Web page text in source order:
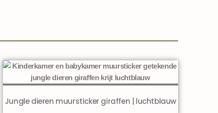
Jungle dieren muursticker giraffen | luchtblauw